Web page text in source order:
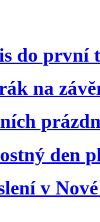
do první
na
den
v